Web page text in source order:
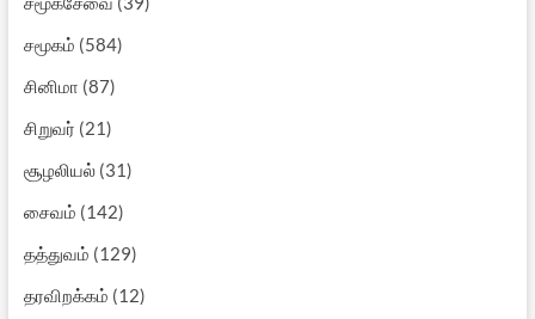
சமூகம் (584)
சினிமா (87)
சிறுவர் (21)
சூழலியல்(31)
சைவம் (142)
தத்துவம் (129)
தரவிறக்கம் (12)